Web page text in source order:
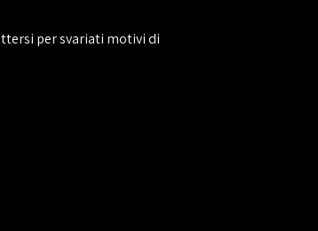
per svariati motivi di